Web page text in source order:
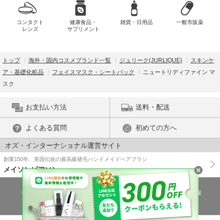
コンタクト
レンズ
健康食品・
サプリメント
雑貨・日用品 一般市販薬
トップ 海外・国内コスメブランド一覧 ジュリーク(JURLIQUE)
スキンケ
ア・基礎化粧品
フェイスマスク・シートパック
ニュートリディファイン マ
スク
お支払い方法 送料・配送
よくある質問 初めての方へ
オズ・インターナショナル運営サイト
創業150年、英国伝統の最高級猪毛ハンドメイドヘアブラシ
メイソンピアソン
特商法に基づく表示 プライバシーポリシー
医薬品販売許可証の情報
ご利用規約
PC版で表示